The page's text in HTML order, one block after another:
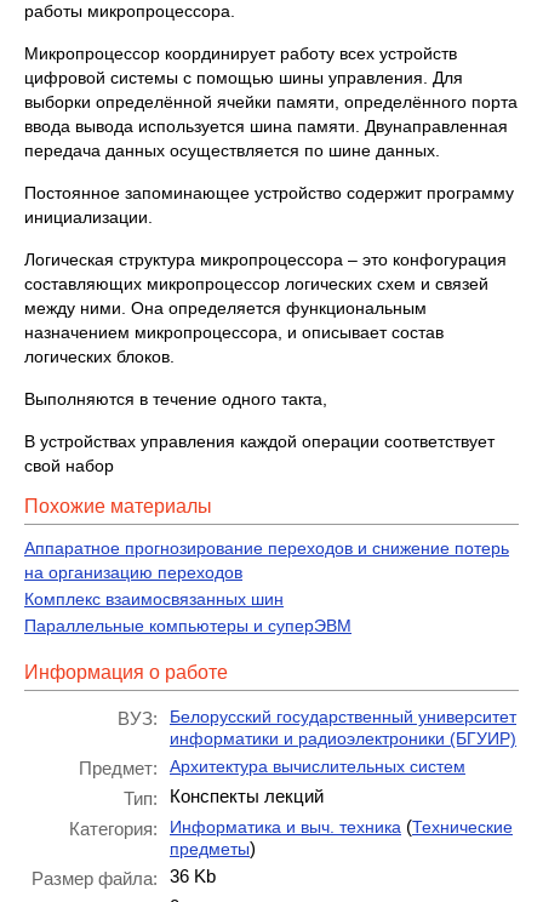
работы микропроцессора.
Микропроцессор координирует работу всех устройств
цифровой системы с помощью шины управления. Для
выборки определённой ячейки памяти, определённого порта
ввода вывода используется шина памяти. Двунаправленная
передача данных осуществляется по шине данных.
Постоянное запоминающее устройство содержит программу
инициализации.
Логическая структура микропроцессора – это конфогурация
составляющих микропроцессор логических схем и связей
между ними. Она определяется функциональным
назначением микропроцессора, и описывает состав
логических блоков.
Выполняются в течение одного такта,
В устройствах управления каждой операции соответствует
свой набор
Похожие материалы
Аппаратное прогнозирование переходов и снижение потерь
на организацию переходов
Комплекс взаимосвязанных шин
Параллельные компьютеры и суперЭВМ
Информация о работе
ВУЗ:
Белорусский государственный университет
информатики и радиоэлектроники (БГУИР)
Предмет: Архитектура вычислительных систем
Тип:
Конспекты лекций
Категория:
Информатика и выч. техника (Технические
предметы)
Размер файла:
36 Kb